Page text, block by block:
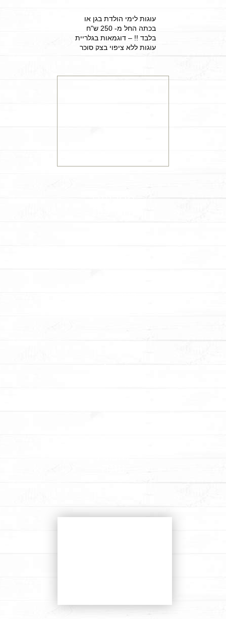
עוגות לימי הולדת בגן או
בכתה החל מ- 250 ש"ח
בלבד !! – דוגמאות בגלריית
עוגות ללא ציפוי בצק סוכר
מתוקה 15% הנחה על עוגת